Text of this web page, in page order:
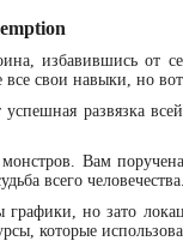
избавившись от
все свои навыки, но
развязка
Вам
всего человечества.
но зато
которые